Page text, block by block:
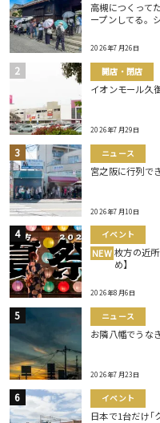
高槻につくって
ープンしてる。
2026年7月26日
開店・閉店
イオンモール久
2026年7月29日
ニュース
宮之阪に行列で
2026年7月10日
イベント
NEW 枚方の近
め】
2026年8月6日
ニュース
お隣八幡でうな
2026年7月23日
イベント
日本で1台だけ｢